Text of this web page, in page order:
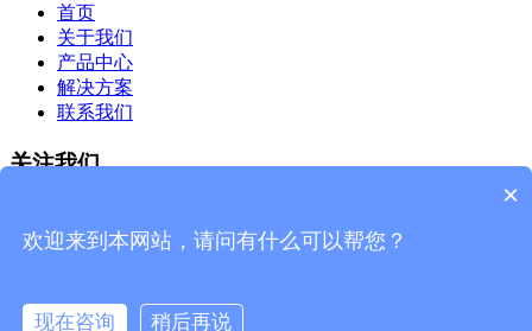
首页
关于我们
产品中心
解决方案
联系我们
关注我们
©2019 上海杰星生物科技有限公司 版权所有
×
欢迎来到本网站，请问有什么可以帮您？
现在咨询 稍后再说